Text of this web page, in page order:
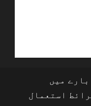
بارے میں
استعمال